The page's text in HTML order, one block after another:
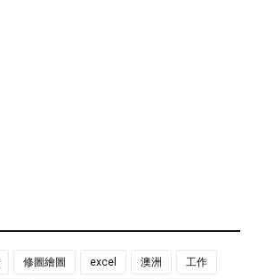
修圖繪圖 excel 澳洲 工作